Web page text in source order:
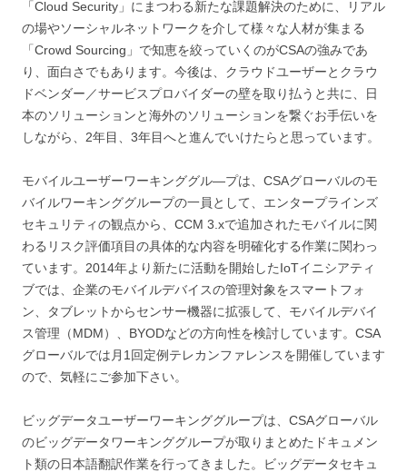
「Cloud Security」にまつわる新たな課題解決のために、リアル
の場やソーシャルネットワークを介して様々な人材が集まる
「Crowd Sourcing」で知恵を絞っていくのがCSAの強みであ
り、面白さでもあります。今後は、クラウドユーザーとクラウ
ドベンダー／サービスプロバイダーの壁を取り払うと共に、日
本のソリューションと海外のソリューションを繋ぐお手伝いを
しながら、2年目、3年目へと進んでいけたらと思っています。
モバイルユーザーワーキンググル―プは、CSAグローバルのモ
バイルワーキンググループの一員として、エンタープラインズ
セキュリティの観点から、CCM 3.xで追加されたモバイルに関
わるリスク評価項目の具体的な内容を明確化する作業に関わっ
ています。2014年より新たに活動を開始したIoTイニシアティ
ブでは、企業のモバイルデバイスの管理対象をスマートフォ
ン、タブレットからセンサー機器に拡張して、モバイルデバイ
ス管理（MDM）、BYODなどの方向性を検討しています。CSA
グローバルでは月1回定例テレカンファレンスを開催しています
ので、気軽にご参加下さい。
ビッグデータユーザーワーキンググループは、CSAグローバル
のビッグデータワーキンググループが取りまとめたドキュメン
ト類の日本語翻訳作業を行ってきました。ビッグデータセキュ